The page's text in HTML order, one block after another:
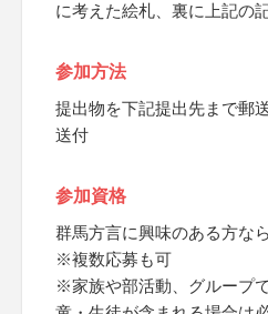
に考えた絵札、裏に上記の
参加方法
提出物を下記提出先まで郵
送付
参加資格
群馬方言に興味のある方な
※複数応募も可
※家族や部活動、グループ